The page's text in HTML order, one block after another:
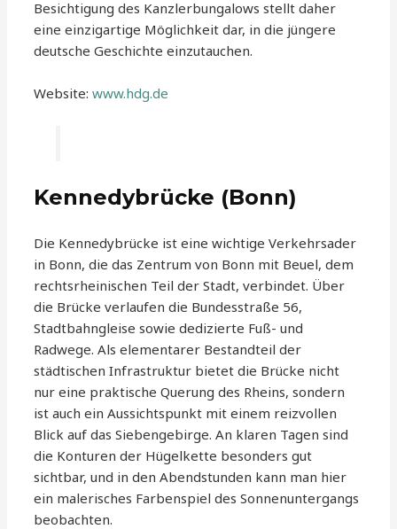
Besichtigung des Kanzlerbungalows stellt daher
eine einzigartige Möglichkeit dar, in die jüngere
deutsche Geschichte einzutauchen.
Website:www.hdg.de
Kennedybrücke (Bonn)
Die Kennedybrücke ist eine wichtige Verkehrsader
in Bonn, die das Zentrum von Bonn mit Beuel, dem
rechtsrheinischen Teil der Stadt, verbindet. Über
die Brücke verlaufen die Bundesstraße 56,
Stadtbahngleise sowie dedizierte Fuß- und
Radwege. Als elementarer Bestandteil der
städtischen Infrastruktur bietet die Brücke nicht
nur eine praktische Querung des Rheins, sondern
ist auch ein Aussichtspunkt mit einem reizvollen
Blick auf das Siebengebirge. An klaren Tagen sind
die Konturen der Hügelkette besonders gut
sichtbar, und in den Abendstunden kann man hier
ein malerisches Farbenspiel des Sonnenuntergangs
beobachten.